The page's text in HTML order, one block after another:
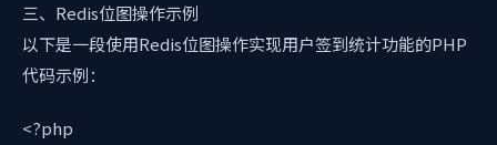
三、Redis位图操作示例
以下是一段使用Redis位图操作实现用户签到统计功能的PHP
代码示例：
<?php